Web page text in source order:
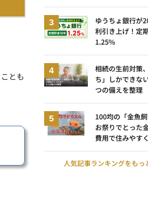
ことも
ゆうちょ銀行が
利引き上げ！定
1.25%
相続の生前対策
ち」しかできな
つの備えを整理
100均の「金魚
お祭りでとった
費用で住みやすく
人気記事ランキングをもっ